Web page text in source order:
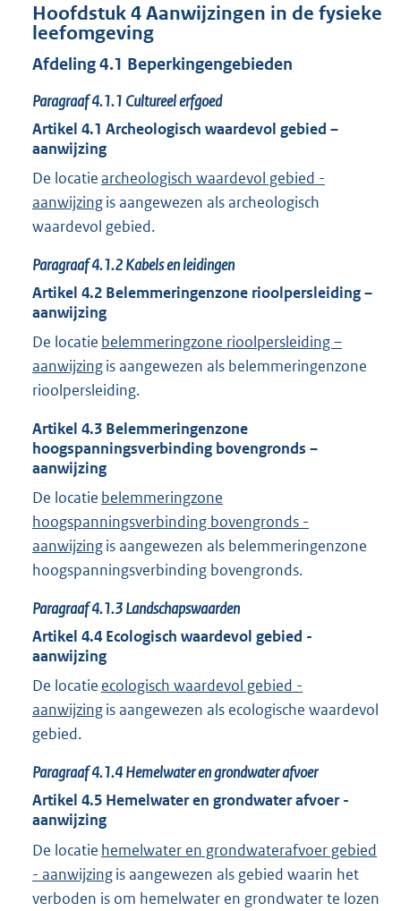
Hoofdstuk4Aanwijzingen in de fysieke
leefomgeving
Afdeling4.1 Beperkingengebieden
Paragraaf4.1.1 Cultureel erfgoed
Artikel 4.1 Archeologisch waardevol gebied –
aanwijzing
De locatiearcheologisch waardevol gebied -
aanwijzingis aangewezen als archeologisch
waardevol gebied.
Paragraaf4.1.2Kabels en leidingen
Artikel 4.2 Belemmeringenzone rioolpersleiding –
aanwijzing
De locatie belemmeringzone rioolpersleiding –
aanwijzingis aangewezen als belemmeringenzone
rioolpersleiding.
Artikel 4.3 Belemmeringenzone
hoogspanningsverbinding bovengronds –
aanwijzing
De locatie belemmeringzone
hoogspanningsverbinding bovengronds -
aanwijzingis aangewezen als belemmeringenzone
hoogspanningsverbinding bovengronds.
Paragraaf4.1.3Landschapswaarden
Artikel 4.4 Ecologisch waardevol gebied -
aanwijzing
De locatie ecologisch waardevol gebied -
aanwijzingis aangewezen als ecologische waardevol
gebied.
Paragraaf4.1.4Hemelwater en grondwater afvoer
Artikel 4.5 Hemelwater en grondwater afvoer -
aanwijzing
De locatie hemelwater en grondwaterafvoer gebied
- aanwijzingis aangewezen als gebied waarin het
verboden is om hemelwater en grondwater te lozen